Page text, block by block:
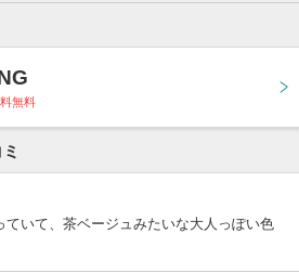
無料
ていて、茶ベージュみたいな大人っぽい色